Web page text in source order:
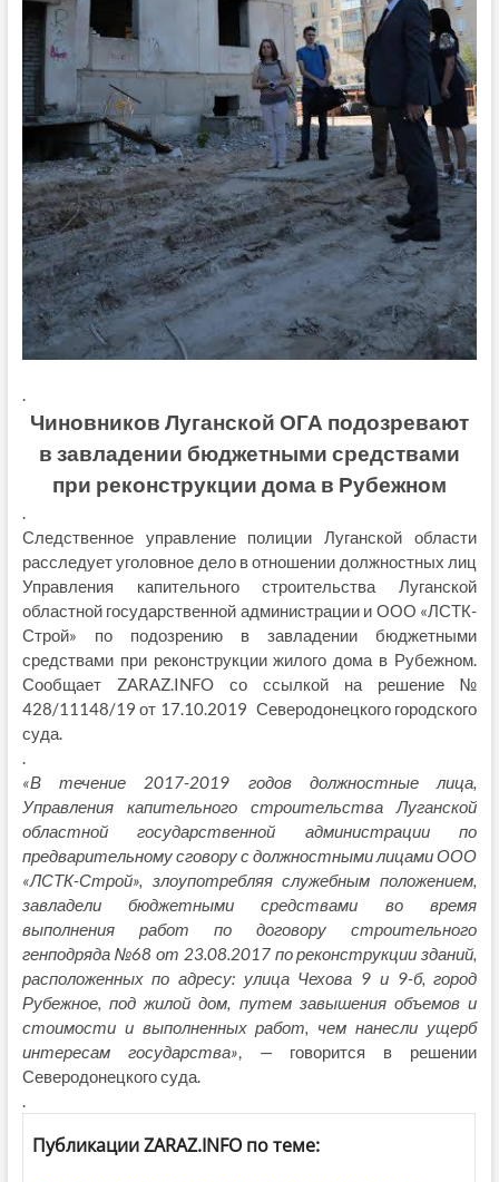
.
Чиновников Луганской ОГА подозревают
в завладении бюджетными средствами
при реконструкции дома в Рубежном
.
Следственное управление полиции Луганской области
расследует уголовное дело в отношении должностных лиц
Управления капительного строительства Луганской
областной государственной администрации и ООО «ЛСТК-
Строй» по подозрению в завладении бюджетными
средствами при реконструкции жилого дома в Рубежном.
Сообщает ZARAZ.INFO со ссылкой на решение №
428/11148/19 от 17.10.2019 Северодонецкого городского
суда.
.
«В течение 2017-2019 годов должностные лица,
Управления капительного строительства Луганской
областной государственной администрации по
предварительному сговору с должностными лицами ООО
«ЛСТК-Строй», злоупотребляя служебным положением,
завладели бюджетными средствами во время
выполнения работ по договору строительного
генподряда №68 от 23.08.2017 по реконструкции зданий,
расположенных по адресу: улица Чехова 9 и 9-б, город
Рубежное, под жилой дом, путем завышения объемов и
стоимости и выполненных работ, чем нанесли ущерб
интересам государства», — говорится в решении
Северодонецкого суда.
.
Публикации ZARAZ.INFO по теме: